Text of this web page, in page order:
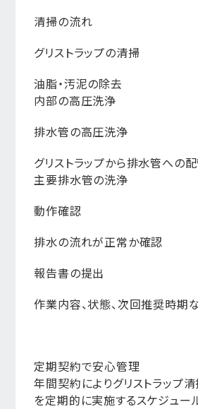
清掃の流れ
グリストラップの清掃
油脂・汚泥の除去
内部の高圧洗浄
排水管の高圧洗浄
グリストラップから排水管への
主要排水管の洗浄
動作確認
排水の流れが正常か確認
報告書の提出
作業内容、状態、次回推奨時期
定期契約で安心管理
年間契約によりグリストラップ
を定期的に実施するスケジュー